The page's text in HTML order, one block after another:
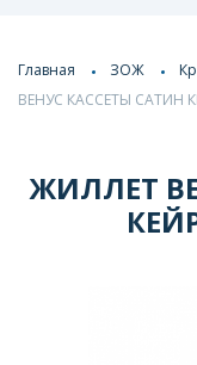
Главная ЗОЖ
ВЕНУС КАССЕТЫ САТИН
ЖИЛЛЕТ